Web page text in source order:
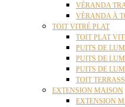
VÉRANDA
VÉRANDA À
TOIT VITRÉ PLAT
TOIT PLAT
PUITS DE
PUITS DE
PUITS DE
TOIT
EXTENSION MAISON
EXTENSION